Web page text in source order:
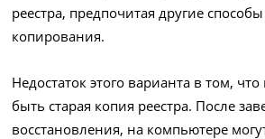
реестра, предпочитая другие
копирования.
Недостаток этого варианта в том,
быть старая копия реестра. После
восстановления, на компьютере